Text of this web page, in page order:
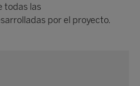
todas las
por el proyecto.